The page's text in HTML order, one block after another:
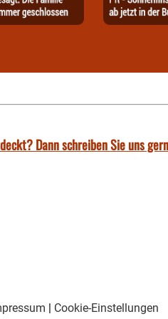
Dann schreiben Sie uns
| Cookie-Einstellungen